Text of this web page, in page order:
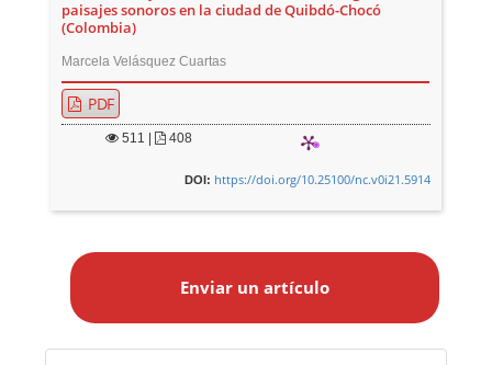
paisajes sonoros en la ciudad de Quibdó-Chocó
(Colombia)
Marcela Velásquez Cuartas
PDF
511 | 408
DOI: https://doi.org/10.25100/nc.v0i21.5914
a
Enviar un artículo